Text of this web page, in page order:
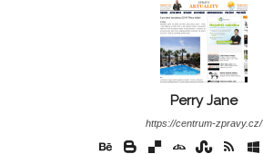
Perry Jane
https://centrum-zpravy.cz/